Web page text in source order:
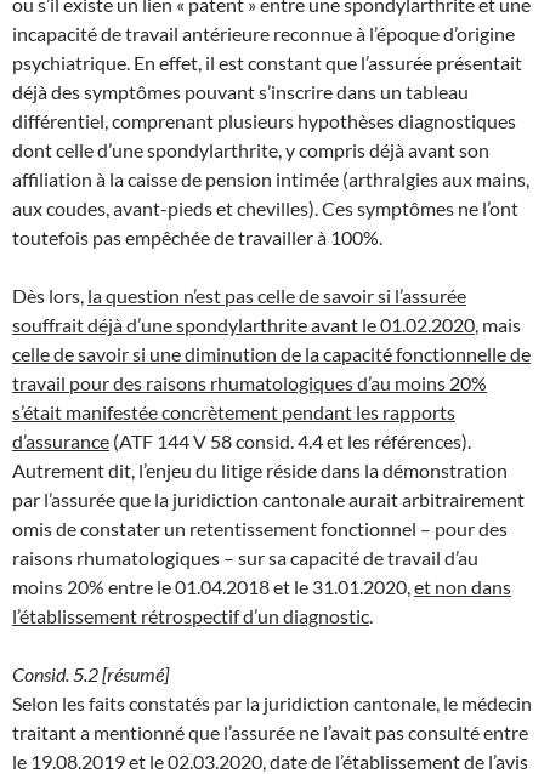
incapacité de travail antérieure reconnue à l’époque d’origine
psychiatrique. En effet, il est constant que l’assurée présentait
déjà des symptômes pouvant s’inscrire dans un tableau
différentiel, comprenant plusieurs hypothèses diagnostiques
dont celle d’une spondylarthrite, y compris déjà avant son
affiliation à la caisse de pension intimée (arthralgies aux mains,
aux coudes, avant-pieds et chevilles). Ces symptômes ne l’ont
toutefois pas empêchée de travailler à 100%.
Dès lors, la question n’est pas celle de savoir si l’assurée
souffrait déjà d’une spondylarthrite avant le 01.02.2020 , mais
celle de savoir si une diminution de la capacité fonctionnelle de
travail pour des raisons rhumatologiques d’au moins 20%
s’était manifestée concrètement pendant les rapports
d’assurance (ATF 144 V 58 consid. 4.4 et les références).
Autrement dit, l’enjeu du litige réside dans la démonstration
par l’assurée que la juridiction cantonale aurait arbitrairement
omis de constater un retentissement fonctionnel – pour des
raisons rhumatologiques – sur sa capacité de travail d’au
moins 20% entre le 01.04.2018 et le 31.01.2020, et non dans
l’établissement rétrospectif d’un diagnostic
Consid. 5.2 [résumé]
Selon les faits constatés par la juridiction cantonale, le médecin
traitant a mentionné que l’assurée ne l’avait pas consulté entre
le 19.08.2019 et le 02.03.2020, date de l’établissement de l’avis